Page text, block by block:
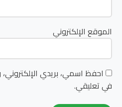
الموقع الإلكتروني
احفظ اسمي، بريدي
في تعليقي.